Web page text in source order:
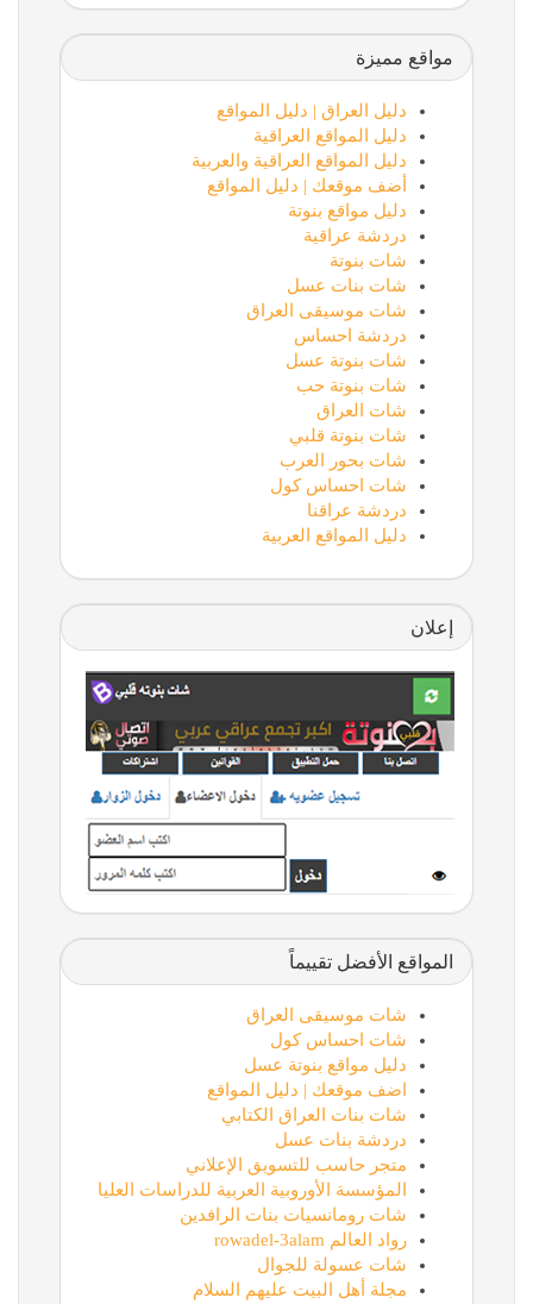
مواقع مميزة
دليل العراق | دليل المواقع
دليل المواقع العراقية
دليل المواقع العراقية والعربية
أضف موقعك | دليل المواقع
دليل مواقع بنوتة
دردشة عراقية
شات بنوتة
شات بنات عسل
شات موسيقى العراق
دردشة احساس
شات بنوتة عسل
شات بنوتة حب
شات العراق
شات بنوتة قلبي
شات بحور العرب
شات احساس كول
دردشة عراقنا
دليل المواقع العربية
إعلان
المواقع الأفضل تقييماً
شات موسيقى العراق
شات احساس كول
دليل مواقع بنوتة عسل
اضف موقعك | دليل المواقع
شات بنات العراق الكتابي
دردشة بنات عسل
متجر حاسب للتسويق الإعلاني
المؤسسة الأوروبية العربية للدراسات العليا
شات رومانسيات بنات الرافدين
رواد العالم rowadel-3alam
شات عسولة للجوال
مجلة أهل البيت عليهم السلام